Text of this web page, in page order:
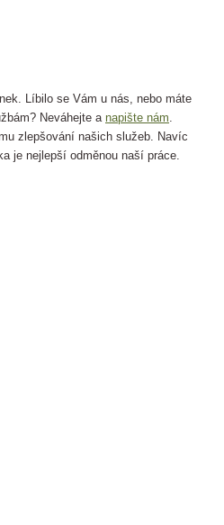
Líbilo se Vám u nás, nebo máte
Neváhejte a napište nám.
zlepšování našich služeb. Navíc
je nejlepší odměnou naší práce.